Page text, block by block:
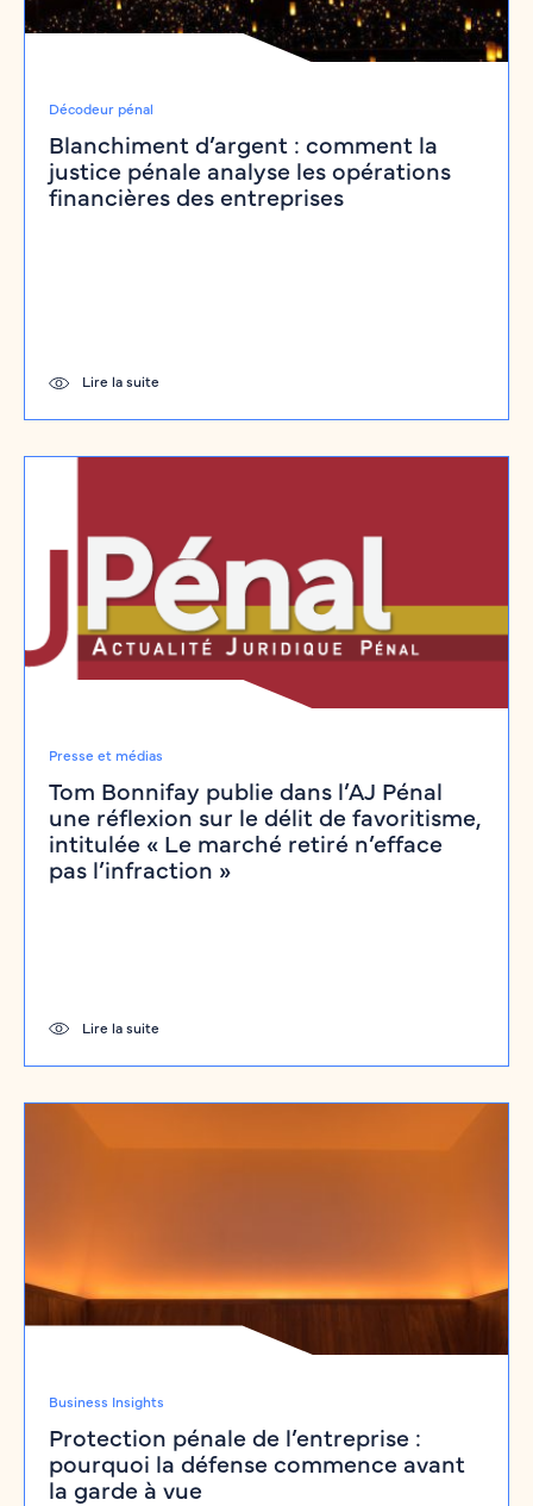
Décodeur pénal
Blanchiment d’argent : comment la
justice pénale analyse les opérations
financières des entreprises
Lire la suite
Presse et médias
Tom Bonnifay publie dans l’AJ Pénal
une réflexion sur le délit de favoritisme,
intitulée « Le marché retiré n’efface
pas l’infraction »
Lire la suite
Business Insights
Protection pénale de l’entreprise :
pourquoi la défense commence avant
la garde à vue